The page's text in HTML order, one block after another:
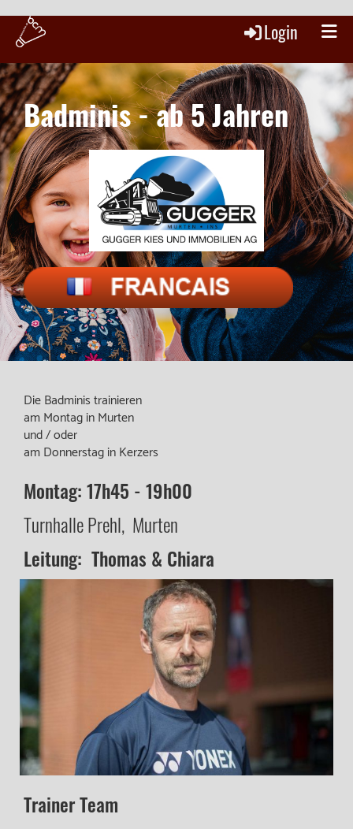
Login
Badminis - ab 5 Jahren
Die Badminis trainieren
am Montag in Murten
und / oder
am Donnerstag in Kerzers
Montag: 17h45 - 19h00
Turnhalle Prehl, Murten
Leitung: Thomas & Chiara
Trainer Team